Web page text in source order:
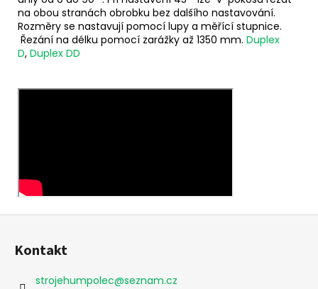
na obou stranách obrobku bez dalšího nastavování.
Rozměry se nastavují pomocí lupy a měřící stupnice.
Řezání na délku pomocí zarážky až 1350 mm. Duplex
D, Duplex DD
Z
Kontakt
strojehumpolec@seznam.cz